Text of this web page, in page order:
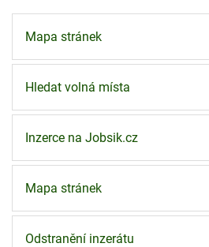
Mapa stránek
Hledat volná místa
Inzerce na Jobsik.cz
Mapa stránek
Odstranění inzerátu